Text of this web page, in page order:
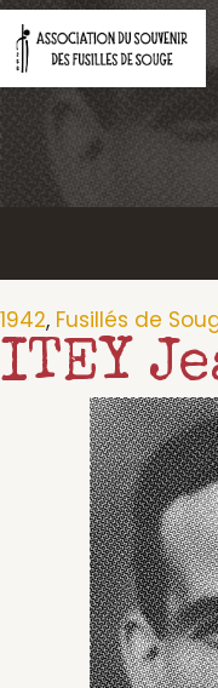
Aller
au
contenu
1942, Fusillés de
ITEY